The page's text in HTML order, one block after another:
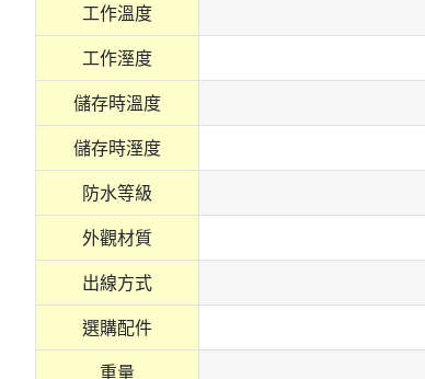
工作溫度
工作溼度
儲存時溫度
儲存時溼度
防水等級
外觀材質
出線方式
選購配件
重量